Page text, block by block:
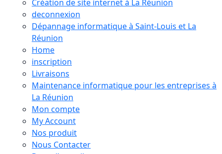
Création de site internet à La Réunion
deconnexion
Dépannage informatique à Saint-Louis et La
Réunion
Home
inscription
Livraisons
Maintenance informatique pour les entreprises à
La Réunion
Mon compte
My Account
Nos produit
Nous Contacter